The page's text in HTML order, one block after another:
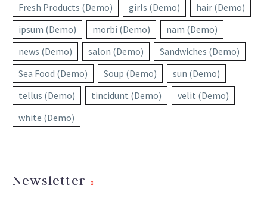
Fresh Products (Demo)
girls (Demo)
hair (Demo)
ipsum (Demo)
morbi (Demo)
nam (Demo)
news (Demo)
salon (Demo)
Sandwiches (Demo)
Sea Food (Demo)
Soup (Demo)
sun (Demo)
tellus (Demo)
tincidunt (Demo)
velit (Demo)
white (Demo)
Newsletter